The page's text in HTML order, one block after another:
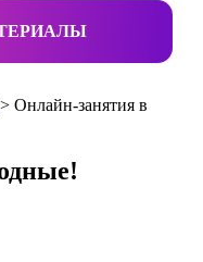
> Онлайн-занятия в